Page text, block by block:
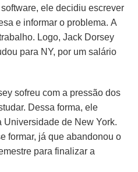
ele decidiu escrever
e informar o problema. A
Logo, Jack Dorsey
para NY, por um salário
sofreu com a pressão dos
Dessa forma, ele
de New York.
formar, já que abandonou o
para finalizar a